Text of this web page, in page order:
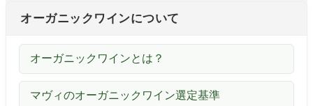
オーガニックワインについて
オーガニックワインとは？
マヴィのオーガニックワイン選定基準